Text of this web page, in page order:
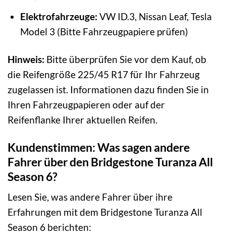
Elektrofahrzeuge: VW ID.3, Nissan Leaf, Tesla
Model 3 (Bitte Fahrzeugpapiere prüfen)
Hinweis: Bitte überprüfen Sie vor dem Kauf, ob
die Reifengröße 225/45 R17 für Ihr Fahrzeug
zugelassen ist. Informationen dazu finden Sie in
Ihren Fahrzeugpapieren oder auf der
Reifenflanke Ihrer aktuellen Reifen.
Kundenstimmen: Was sagen andere
Fahrer über den Bridgestone Turanza All
Season 6?
Lesen Sie, was andere Fahrer über ihre
Erfahrungen mit dem Bridgestone Turanza All
Season 6 berichten: